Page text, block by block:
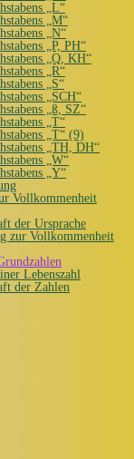
„L“
„M“
„N“
„P, PH“
„Q, KH“
„R“
„S“
„SCH“
„ß, SZ“
„T“
„T“ (9)
„TH, DH“
„W“
„Y“
Vollkommenheit
der Ursprache
zur Vollkommenheit
Lebenszahl
der Zahlen